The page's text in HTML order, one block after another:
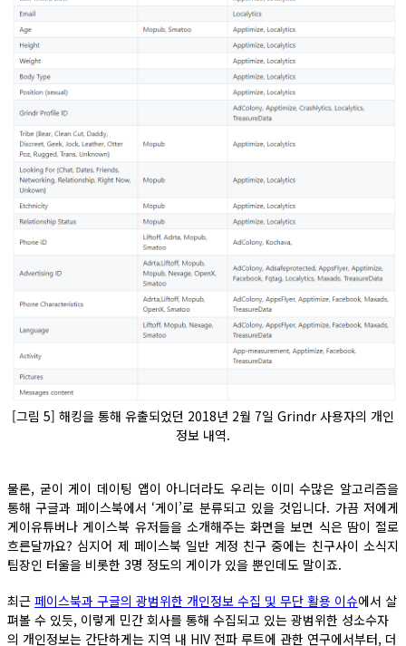
[그림 5] 해킹을 통해 유출되었던 2018년 2월 7일 Grindr 사용자의 개인
정보 내역.
물론, 굳이 게이 데이팅 앱이 아니더라도 우리는 이미 수많은 알고리즘을
통해 구글과 페이스북에서 ‘게이’로 분류되고 있을 것입니다. 가끔 저에게
게이유튜버나 게이스북 유저들을 소개해주는 화면을 보면 식은 땀이 절로
흐른달까요? 심지어 제 페이스북 일반 계정 친구 중에는 친구사이 소식지
팀장인 터울을 비롯한 3명 정도의 게이가 있을 뿐인데도 말이죠.
최근 페이스북과 구글의 광범위한 개인정보 수집 및 무단 활용 이슈에서 살
펴볼 수 있듯, 이렇게 민간 회사를 통해 수집되고 있는 광범위한 성소수자
의 개인정보는 간단하게는 지역 내 HIV 전파 루트에 관한 연구에서부터, 더